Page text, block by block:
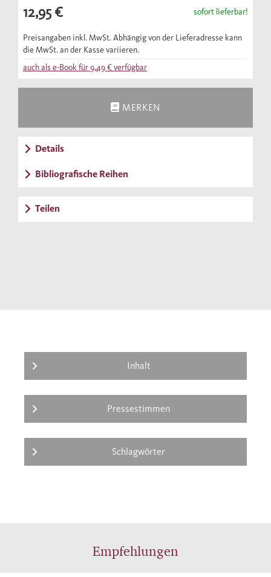
12,95 € sofort lieferbar!
Preisangaben inkl. MwSt. Abhängig von der Lieferadresse kann
die MwSt. an der Kasse variieren.
auch als e-Book für9,49 €verfügbar
MERKEN
Details
Bibliografische Reihen
Teilen
Inhalt
Pressestimmen
Schlagwörter
Empfehlungen